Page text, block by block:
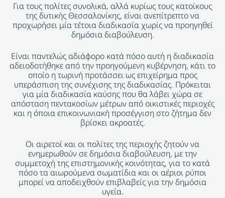
Για τους πολίτες συνολικά, αλλά κυρίως τους κατοίκους
της δυτικής Θεσσαλονίκης, είναι ανεπίτρεπτο να
προχωρήσει μία τέτοια διαδικασία χωρίς να προηγηθεί
δημόσια διαβούλευση.
Είναι παντελώς αδιάφορο κατά πόσο αυτή η διαδικασία
αδειοδοτήθηκε από την προηγούμενη κυβέρνηση, κάτι το
οποίο η τωρινή προτάσσει ως επιχείρημα προς
υπεράσπιση της συνέχισης της διαδικασίας. Πρόκειται
για μία διαδικασία καύσης που θα λάβει χώρα σε
απόσταση πεντακοσίων μέτρων από οικιστικές περιοχές
και η όποια επικοινωνιακή προσέγγιση στο ζήτημα δεν
βρίσκει ακροατές.
Οι αιρετοί και οι πολίτες της περιοχής ζητούν να
ενημερωθούν σε δημόσια διαβούλευση, με την
συμμετοχή της επιστημονικής κοινότητας, για το κατά
πόσο τα αιωρούμενα σωματίδια και οι αέριοι ρύποι
μπορεί να αποδειχθούν επιβλαβείς για την δημόσια
υγεία.